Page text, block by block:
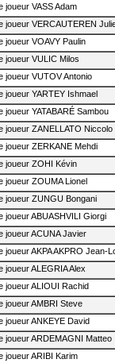
VASS Adam
VERCAUTEREN
VOAVY Paulin
VULIC Milos
VUTOV Antonio
YARTEY Ishmael
YATABARÉ Sambou
ZANELLATO Niccolo
ZERKANE Mehdi
ZOHI Kévin
ZOUMA Lionel
ZUNGU Bongani
ABUASHVILI Giorgi
ACUNA Javier
AKPA AKPRO Jean-
ALEGRIA Alex
ALIOUI Rachid
AMBRI Steve
ANKEYE David
ARDEMAGNI Matteo
ARIBI Karim